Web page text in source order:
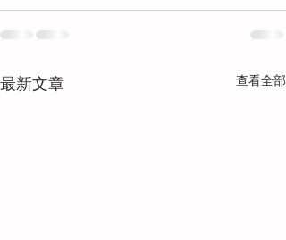
最新文章 查看全部